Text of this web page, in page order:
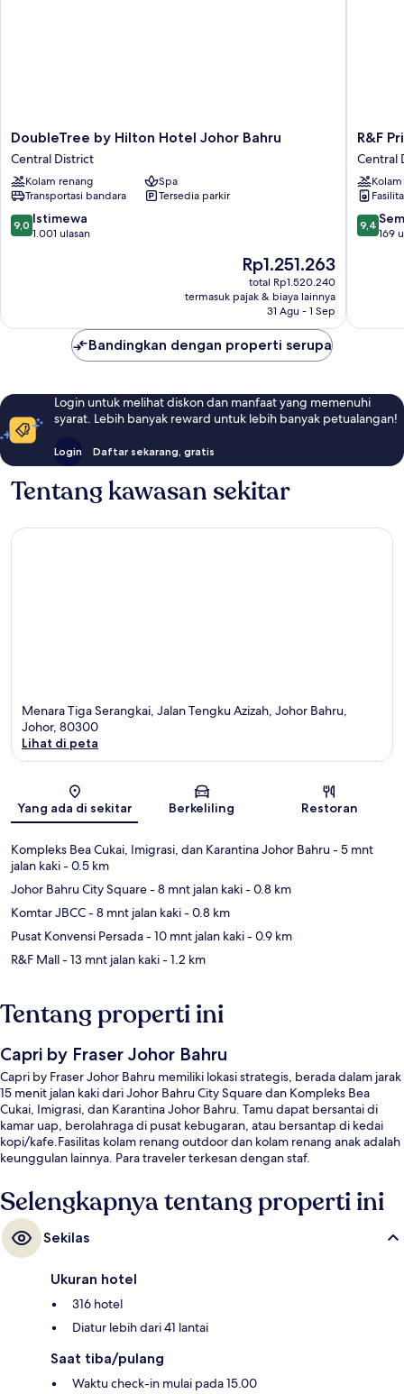
DoubleTree
by
Hilton
Hotel
Johor
Bahru
Central
DoubleTree by Hilton Hotel Johor Bahru
Central District
Kolam renang
Spa
Transportasi bandara
Tersedia parkir
9.0
dari
9,0 Istimewa
1.001 ulasan
Harga
sekarang
Rp1.251.263
Rp1.251.263
total Rp1.520.240
termasuk pajak & biaya lainnya
31 Agu - 1 Sep
R&F
Princess
Cove
by
FUJU
&
5mins
R&F
Central
9.4
dari
9,4
169
Bandingkan dengan properti serupa
Login untuk melihat diskon dan manfaat yang memenuhi
syarat. Lebih banyak reward untuk lebih banyak petualangan!
Login Daftar sekarang, gratis
Tentang kawasan sekitar
Menara Tiga Serangkai, Jalan Tengku Azizah, Johor Bahru,
Johor, 80300
Lihat di peta
Yang ada di sekitar Berkeliling Restoran
Kompleks Bea Cukai, Imigrasi, dan Karantina Johor Bahru- 5 mnt
jalan kaki- 0.5 km
Johor Bahru City Square- 8 mnt jalan kaki- 0.8 km
Komtar JBCC- 8 mnt jalan kaki- 0.8 km
Pusat Konvensi Persada- 10 mnt jalan kaki- 0.9 km
R&F Mall- 13 mnt jalan kaki- 1.2 km
Tentang properti ini
Capri by Fraser Johor Bahru
Capri by Fraser Johor Bahru memiliki lokasi strategis, berada dalam jarak
15 menit jalan kaki dari Johor Bahru City Square dan Kompleks Bea
Cukai, Imigrasi, dan Karantina Johor Bahru. Tamu dapat bersantai di
kamar uap, berolahraga di pusat kebugaran, atau bersantap di kedai
kopi/kafe.Fasilitas kolam renang outdoor dan kolam renang anak adalah
keunggulan lainnya. Para traveler terkesan dengan staf.
Selengkapnya tentang properti ini
Sekilas
Ukuran hotel
316 hotel
Diatur lebih dari 41 lantai
Saat tiba/pulang
Waktu check-in mulai pada 15.00